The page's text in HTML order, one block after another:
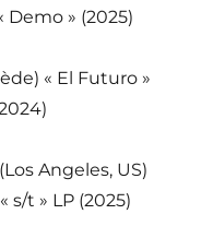
» (2025)
« El Futuro »
(Los Angeles, US)
s/t » LP (2025)